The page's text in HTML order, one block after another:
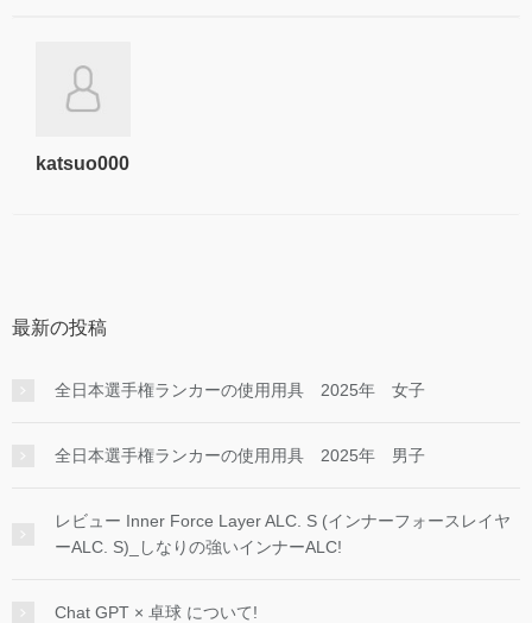
katsuo000
最新の投稿
全日本選手権ランカーの使用用具 2025年 女子
全日本選手権ランカーの使用用具 2025年 男子
レビュー Inner Force Layer ALC. S (インナーフォースレイヤ
ーALC. S)_しなりの強いインナーALC!
Chat GPT × 卓球 について!